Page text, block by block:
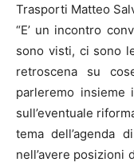
Trasporti Matteo
“E’ un incontro
sono visti, ci sono
retroscena su
parleremo insieme
sull’eventuale
tema dell’agenda
nell’avere posizioni